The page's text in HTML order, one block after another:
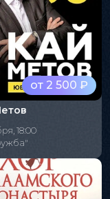
от 2 500 ₽
18:00